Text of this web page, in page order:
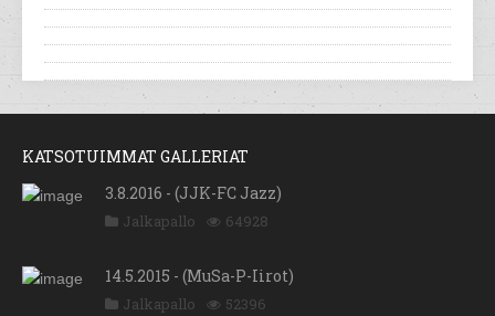
KATSOTUIMMAT GALLERIAT
3.8.2016 - (JJK-FC Jazz)
Jalkapallo 64928
14.5.2015 - (MuSa-P-Iirot)
Jalkapallo 52396